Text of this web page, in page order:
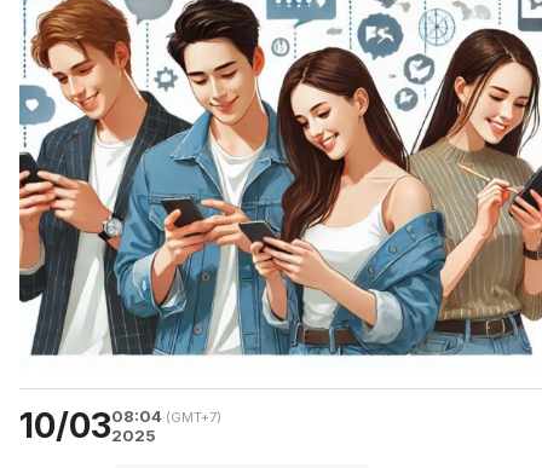
10/0308:04 (GMT+7)
2025